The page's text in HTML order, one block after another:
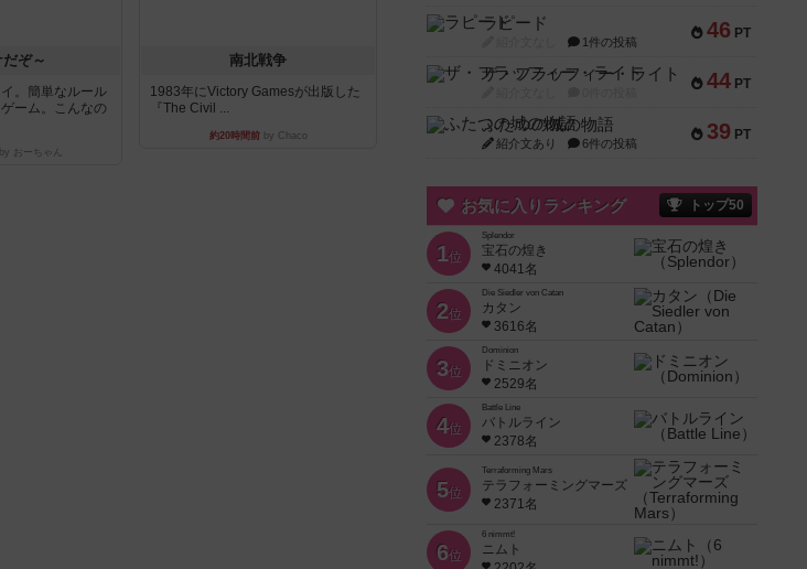
ぞ～
。簡単なルール
ーム。こんなの
おーちゃん
南北戦争
1983年にVictory Gamesが出版した
『The Civil ...
約20時間前by Chaco
46 PT
ラピード
1件の投稿
44 PT
ザ・フラッフィー・ライト
39 PT
ふたつの城の物語
紹介文あり 6件の投稿
お気に入りランキング トップ50
1位
Splendor
宝石の煌き
4041名
2位
Die Siedler von Catan
カタン
3616名
3位
Dominion
ドミニオン
2529名
4位
Battle Line
バトルライン
2378名
5位
Terraforming Mars
テラフォーミングマーズ
2371名
6位
6 nimmt!
ニムト